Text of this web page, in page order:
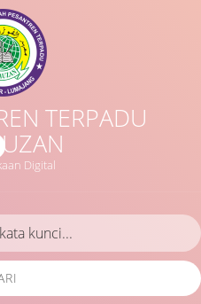
TERPADU
Digital